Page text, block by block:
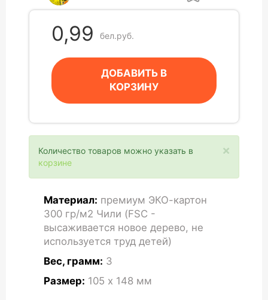
0,99 бел.руб.
ДОБАВИТЬ В
КОРЗИНУ
×
Количество товаров можно указать в
корзине
Материал: премиум ЭКО-картон
300 гр/м2 Чили (FSC -
высаживается новое дерево, не
используется труд детей)
Вес, грамм: 3
Размер: 105 x 148 мм